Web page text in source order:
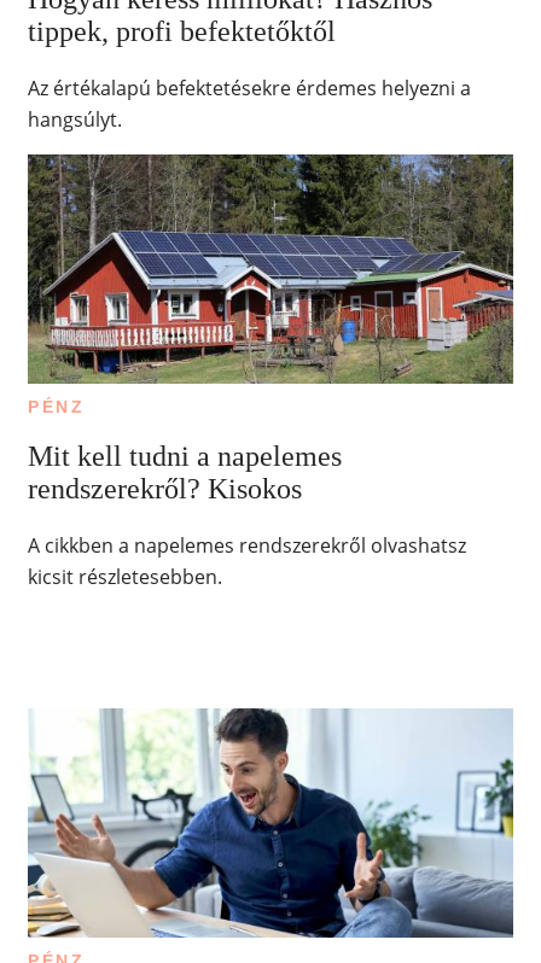
tippek, profi befektetőktől
Az értékalapú befektetésekre érdemes helyezni a
hangsúlyt.
PÉNZ
Mit kell tudni a napelemes
rendszerekről? Kisokos
A cikkben a napelemes rendszerekről olvashatsz
kicsit részletesebben.